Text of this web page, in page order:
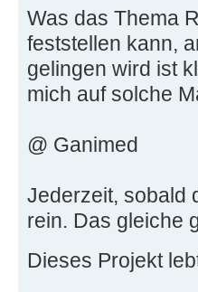
Was das Thema
feststellen kann,
gelingen wird ist
mich auf solche
@ Ganimed
Jederzeit, sobald
rein. Das gleiche
Dieses Projekt